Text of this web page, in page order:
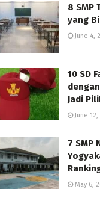
8 SMP
yang
June 4,
10 SD
Jadi
June 12,
7 SMP
May 6,